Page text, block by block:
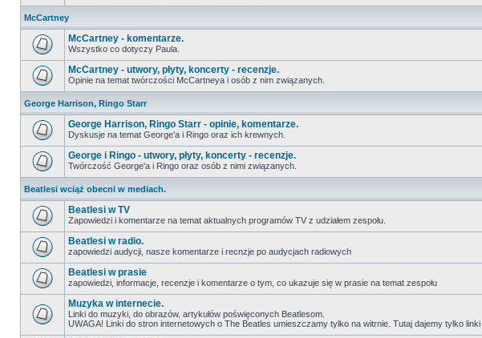
McCartney
McCartney - komentarze.
Wszystko co dotyczy Paula.
McCartney - utwory, płyty, koncerty - recenzje.
Opinie na temat twórczości McCartneya i osób z nim związanych.
George Harrison, Ringo Starr
George Harrison, Ringo Starr - opinie, komentarze.
Dyskusje na temat George'a i Ringo oraz ich krewnych.
George i Ringo - utwory, płyty, koncerty - recenzje.
Twórczość George'a i Ringo oraz osób z nimi związanych.
Beatlesi wciąż obecni w mediach.
Beatlesi w TV
Zapowiedzi i komentarze na temat aktualnych programów TV z udziałem zespołu.
Beatlesi w radio.
zapowiedzi audycji, nasze komentarze i recnzje po audycjach radiowych
Beatlesi w prasie
zapowiedzi, informacje, recenzje i komentarze o tym, co ukazuje się w prasie na temat zespołu
Muzyka w internecie.
Linki do muzyki, do obrazów, artykułów poświęconych Beatlesom.
UWAGA! Linki do stron internetowych o The Beatles umieszczamy tylko na witrnie. Tutaj dajemy tylko